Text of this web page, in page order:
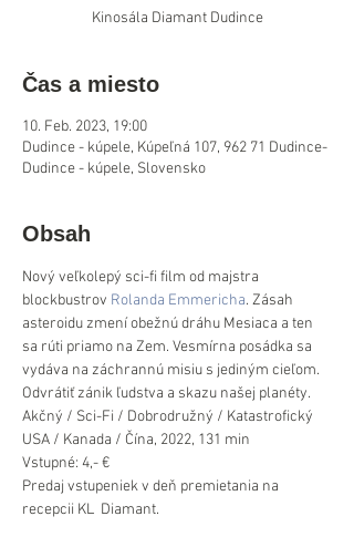
Kinosála Diamant Dudince
Čas a miesto
10. Feb. 2023, 19:00
Dudince - kúpele, Kúpeľná 107, 962 71 Dudince-
Dudince - kúpele, Slovensko
Obsah
Nový veľkolepý sci-fi film od majstra
blockbustrov Rolanda Emmericha. Zásah
asteroidu zmení obežnú dráhu Mesiaca a ten
sa rúti priamo na Zem. Vesmírna posádka sa
vydáva na záchrannú misiu s jediným cieľom.
Odvrátiť zánik ľudstva a skazu našej planéty.
Akčný / Sci-Fi / Dobrodružný / Katastrofický
USA / Kanada / Čína, 2022, 131 min
Vstupné: 4,- €
Predaj vstupeniek v deň premietania na
recepcii KL  Diamant.